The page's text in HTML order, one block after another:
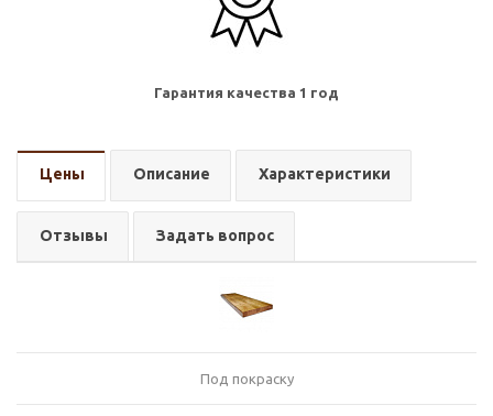
Гарантия качества 1 год
Цены Описание Характеристики
Отзывы Задать вопрос
Под покраску